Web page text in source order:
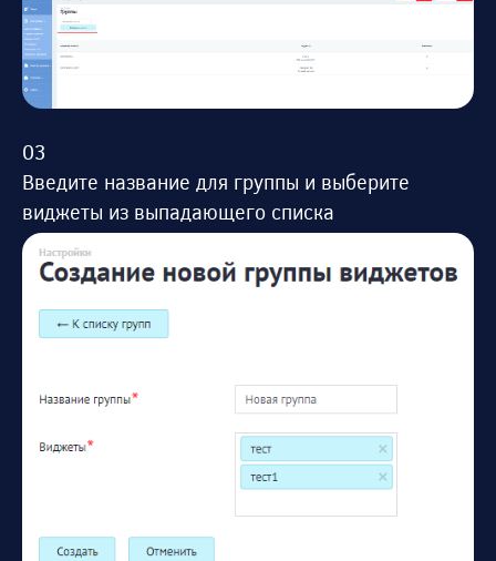
Введите название для группы и выберите
виджеты из выпадающего списка